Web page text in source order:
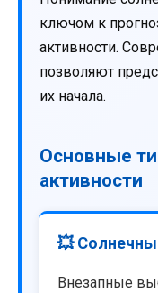
ключом к
активности.
позволяют
их начала.
Основные
активности
💥
Внезапные